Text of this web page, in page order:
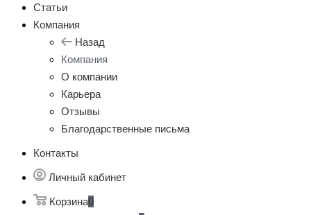
Статьи
Компания
Назад
Компания
О компании
Карьера
Отзывы
Благодарственные письма
Контакты
Личный кабинет
Корзина0